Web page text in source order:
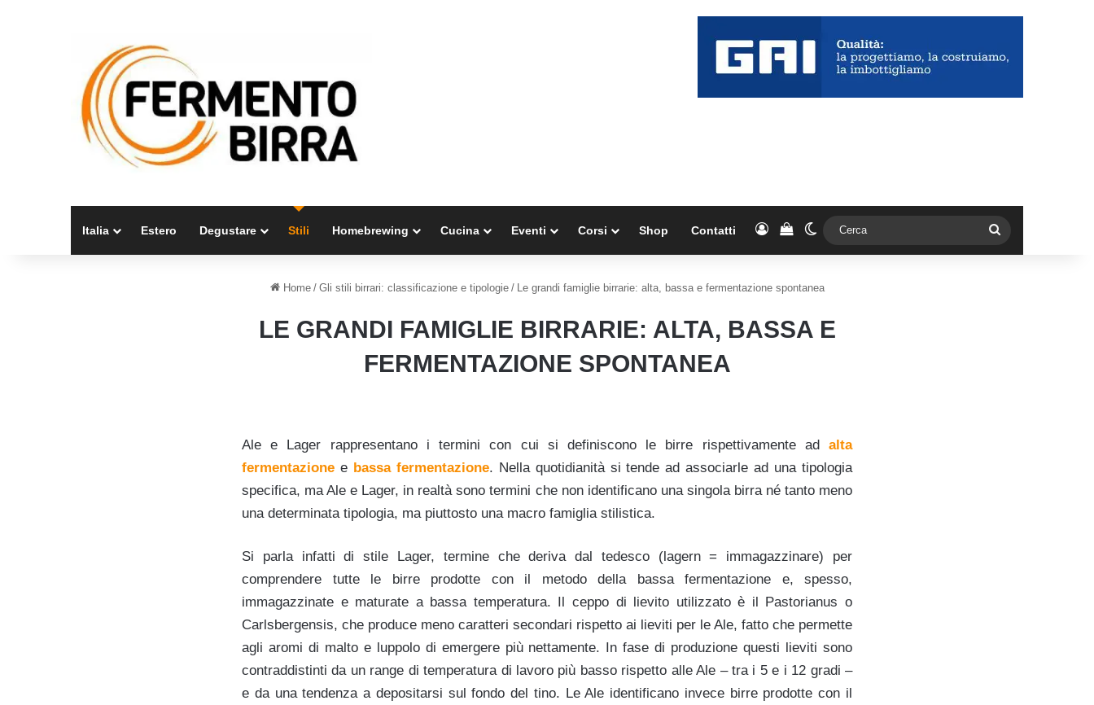
Italia Estero Degustare Stili Homebrewing Cucina Eventi Corsi Shop Contatti AccediVedi il carrello
Cambia aspetto
Home / Gli stili birrari: classificazione e tipologie / Le grandi famiglie birrarie: alta, bassa e fermentazione spontanea
LE GRANDI FAMIGLIE BIRRARIE: ALTA, BASSA E
FERMENTAZIONE SPONTANEA
Ale e Lager rappresentano i termini con cui si definiscono le birre rispettivamente ad alta
fermentazione e bassa fermentazione. Nella quotidianità si tende ad associarle ad una tipologia
specifica, ma Ale e Lager, in realtà sono termini che non identificano una singola birra né tanto meno
una determinata tipologia, ma piuttosto una macro famiglia stilistica.
Si parla infatti di stile Lager, termine che deriva dal tedesco (lagern = immagazzinare) per
comprendere tutte le birre prodotte con il metodo della bassa fermentazione e, spesso,
immagazzinate e maturate a bassa temperatura. Il ceppo di lievito utilizzato è il Pastorianus o
Carlsbergensis, che produce meno caratteri secondari rispetto ai lieviti per le Ale, fatto che permette
agli aromi di malto e luppolo di emergere più nettamente. In fase di produzione questi lieviti sono
contraddistinti da un range di temperatura di lavoro più basso rispetto alle Ale – tra i 5 e i 12 gradi –
e da una tendenza a depositarsi sul fondo del tino. Le Ale identificano invece birre prodotte con il